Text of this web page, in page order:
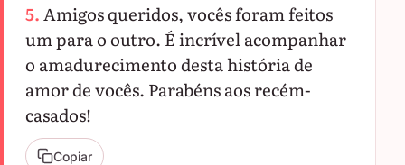
5.Amigos queridos, vocês foram feitos
um para o outro. É incrível acompanhar
o amadurecimento desta história de
amor de vocês. Parabéns aos recém-
casados!
Copiar